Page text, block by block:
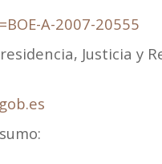
A-2007-20555
Justicia y